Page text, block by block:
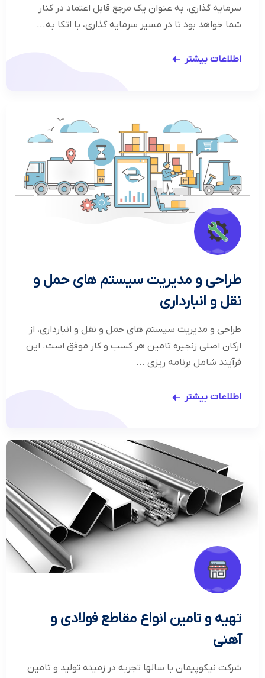
سرمایه گذاری، به عنوان یک مرجع قابل اعتماد در کنار
شما خواهد بود تا در مسیر سرمایه گذاری، با اتکا به...
اطلاعات بیشتر
طراحی و مدیریت سیستم های حمل و
نقل و انبارداری
طراحی و مدیریت سیستم های حمل و نقل و انبارداری، از
ارکان اصلی زنجیره تامین هر کسب و کار موفق است. این
فرآیند شامل برنامه ریزی ...
اطلاعات بیشتر
تهیه و تامین انواع مقاطع فولادی و
آهنی
شرکت نیکوپیمان با سالها تجربه در زمینه تولید و تامین